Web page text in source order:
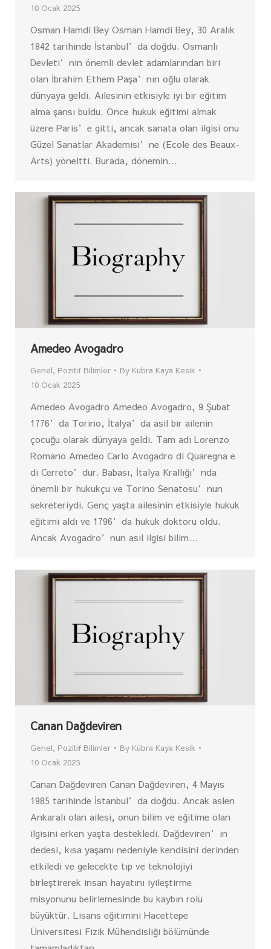
10 Ocak 2025
Osman Hamdi Bey Osman Hamdi Bey, 30 Aralık
1842 tarihinde İstanbul’da doğdu. Osmanlı
Devleti’nin önemli devlet adamlarından biri
olan İbrahim Ethem Paşa’nın oğlu olarak
dünyaya geldi. Ailesinin etkisiyle iyi bir eğitim
alma şansı buldu. Önce hukuk eğitimi almak
üzere Paris’e gitti, ancak sanata olan ilgisi onu
Güzel Sanatlar Akademisi’ne (Ecole des Beaux-
Arts) yöneltti. Burada, dönemin…
Amedeo Avogadro
Genel, Pozitif Bilimler By Kübra Kaya Kesik
10 Ocak 2025
Amedeo Avogadro Amedeo Avogadro, 9 Şubat
1776’da Torino, İtalya’da asil bir ailenin
çocuğu olarak dünyaya geldi. Tam adı Lorenzo
Romano Amedeo Carlo Avogadro di Quaregna e
di Cerreto’dur. Babası, İtalya Krallığı’nda
önemli bir hukukçu ve Torino Senatosu’nun
sekreteriydi. Genç yaşta ailesinin etkisiyle hukuk
eğitimi aldı ve 1796’da hukuk doktoru oldu.
Ancak Avogadro’nun asıl ilgisi bilim…
Canan Dağdeviren
Genel, Pozitif Bilimler By Kübra Kaya Kesik
10 Ocak 2025
Canan Dağdeviren Canan Dağdeviren, 4 Mayıs
1985 tarihinde İstanbul’da doğdu. Ancak aslen
Ankaralı olan ailesi, onun bilim ve eğitime olan
ilgisini erken yaşta destekledi. Dağdeviren’in
dedesi, kısa yaşamı nedeniyle kendisini derinden
etkiledi ve gelecekte tıp ve teknolojiyi
birleştirerek insan hayatını iyileştirme
misyonunu belirlemesinde bu kaybın rolü
büyüktür. Lisans eğitimini Hacettepe
Üniversitesi Fizik Mühendisliği bölümünde